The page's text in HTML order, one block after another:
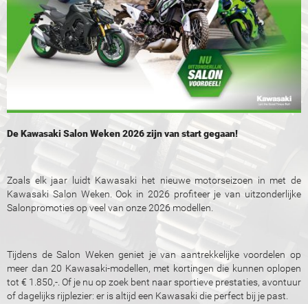
De Kawasaki Salon Weken 2026 zijn van start gegaan!
Zoals elk jaar luidt Kawasaki het nieuwe motorseizoen in met de
Kawasaki Salon Weken. Ook in 2026 profiteer je van uitzonderlijke
Salonpromoties op veel van onze 2026 modellen.
Tijdens de Salon Weken geniet je van aantrekkelijke voordelen op
meer dan 20 Kawasaki-modellen, met kortingen die kunnen oplopen
tot € 1.850,-. Of je nu op zoek bent naar sportieve prestaties, avontuur
of dagelijks rijplezier: er is altijd een Kawasaki die perfect bij je past.